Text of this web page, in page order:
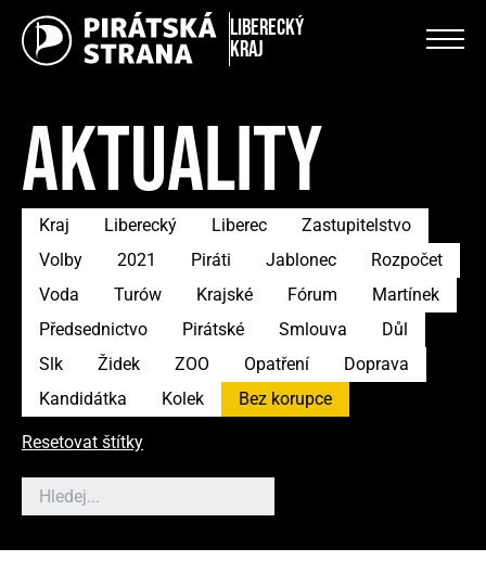
Liberecký
kraj
AKTUALITY
Kraj Liberecký Liberec
Zastupitelstvo
Volby
2021 Piráti Jablonec
Rozpočet
Voda
Turów Krajské Fórum
Martínek
Předsednictvo
Pirátské Smlouva
Důl
Slk
Židek ZOO Opatření
Doprava
Kandidátka
Kolek Bez korupce
Resetovat štítky